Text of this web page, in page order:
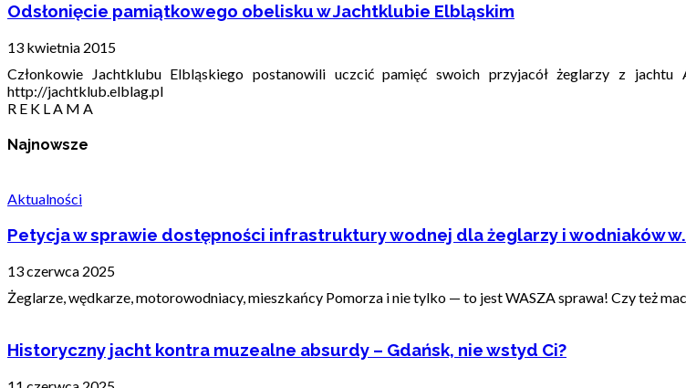
Odsłonięcie pamiątkowego obelisku w Jachtklubie Elbląskim
13 kwietnia 2015
Członkowie Jachtklubu Elbląskiego postanowili uczcić pamięć swoich przyjacół żeglarzy z
http://jachtklub.elblag.pl
R E K L A M A
Najnowsze
Aktualności
Petycja w sprawie dostępności infrastruktury wodnej dla żeglarzy i wodniaków
13 czerwca 2025
Żeglarze, wędkarze, motorowodniacy, mieszkańcy Pomorza i nie tylko — to jest WASZA sprawa! Czy też
Historyczny jacht kontra muzealne absurdy – Gdańsk, nie wstyd Ci?